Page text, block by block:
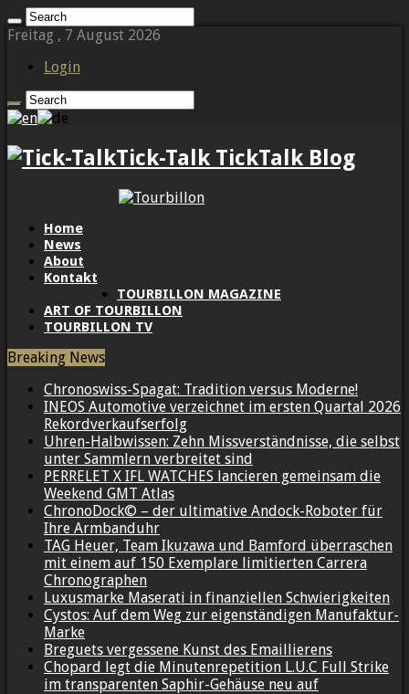
Freitag , 7 August 2026
Login
Tick-Talk TickTalk Blog
Home
News
About
Kontakt
TOURBILLON MAGAZINE
ART OF TOURBILLON
TOURBILLON TV
Breaking News
Chronoswiss-Spagat: Tradition versus Moderne!
INEOS Automotive verzeichnet im ersten Quartal 2026
Rekordverkaufserfolg
Uhren-Halbwissen: Zehn Missverständnisse, die selbst
unter Sammlern verbreitet sind
PERRELET X IFL WATCHES lancieren gemeinsam die
Weekend GMT Atlas
ChronoDock© – der ultimative Andock-Roboter für
Ihre Armbanduhr
TAG Heuer, Team Ikuzawa und Bamford überraschen
mit einem auf 150 Exemplare limitierten Carrera
Chronographen
Luxusmarke Maserati in finanziellen Schwierigkeiten
Cystos: Auf dem Weg zur eigenständigen Manufaktur-
Marke
Breguets vergessene Kunst des Emaillierens
Chopard legt die Minutenrepetition L.U.C Full Strike
im transparenten Saphir-Gehäuse neu auf